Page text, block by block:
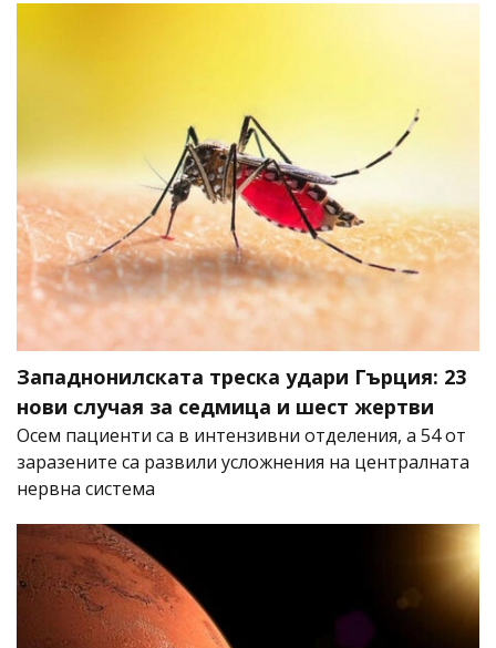
Западнонилската треска удари Гърция: 23
нови случая за седмица и шест жертви
Осем пациенти са в интензивни отделения, а 54 от
заразените са развили усложнения на централната
нервна система